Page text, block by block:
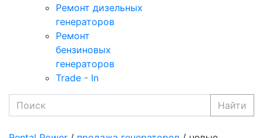
Ремонт дизельных
генераторов
Ремонт
бензиновых
генераторов
Trade - In
Найти